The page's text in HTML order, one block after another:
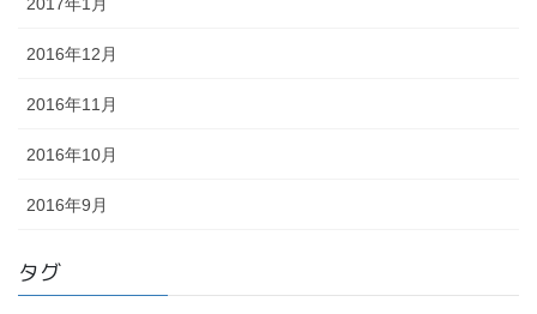
2017年1月
2016年12月
2016年11月
2016年10月
2016年9月
タグ